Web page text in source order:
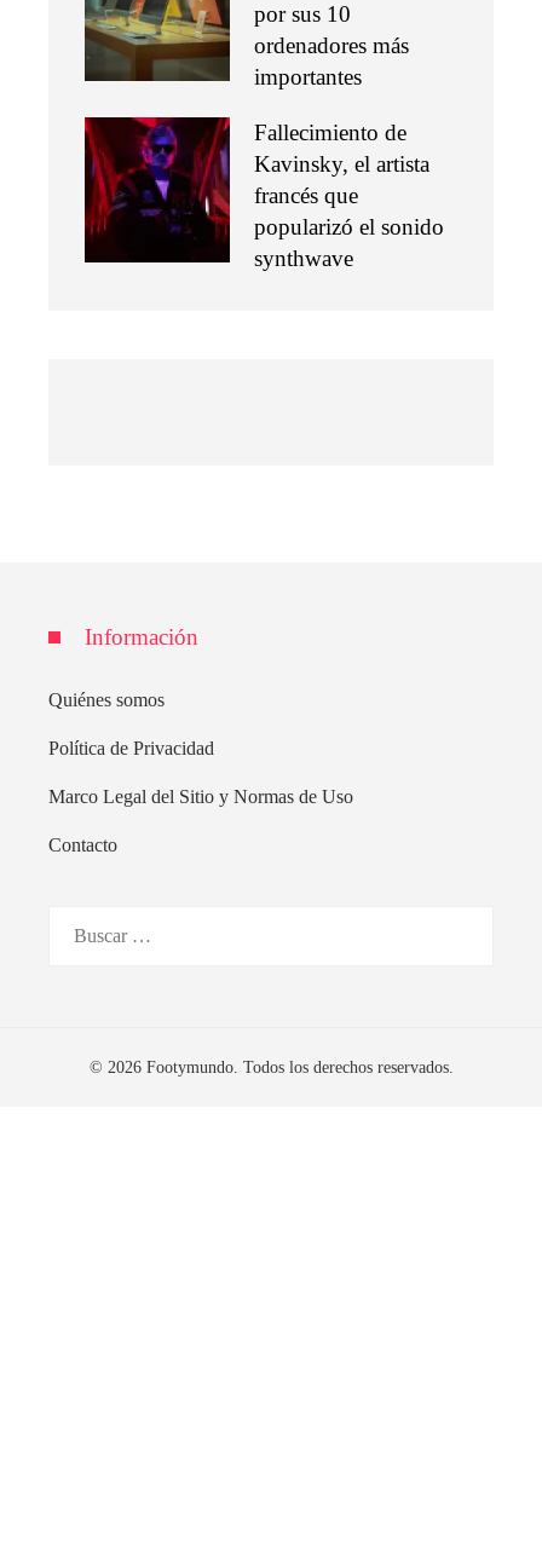
por sus 10
ordenadores más
importantes
Fallecimiento de
Kavinsky, el artista
francés que
popularizó el sonido
synthwave
Información
Quiénes somos
Política de Privacidad
Marco Legal del Sitio y Normas de Uso
Contacto
© 2026 Footymundo. Todos los derechos reservados.